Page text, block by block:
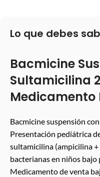
Lo que debes
Bacmicine
Sultamicilina
Medicamento
Bacmicine suspensión
Presentación pediátrica
sultamicilina (ampicilina
bacterianas en niños
Medicamento de venta